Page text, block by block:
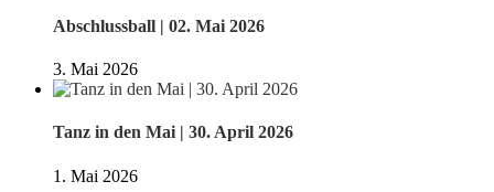
Abschlussball | 02. Mai 2026
3. Mai 2026
Tanz in den Mai | 30. April 2026
1. Mai 2026